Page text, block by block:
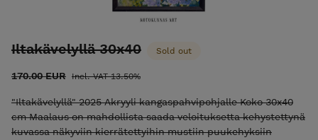
Suomessa Taiteilija Sari Härkönen-Rand Kotokunnas Art
Iltakävelyllä 30x40 Sold out
170.00 EUR Incl. VAT 13.50%
"Iltakävelyllä" 2025 Akryyli kangaspahvipohjalle Koko 30x40
cm Maalaus on mahdollista saada veloituksetta kehystettynä
kuvassa näkyviin kierrätettyihin mustiin puukehyksiin